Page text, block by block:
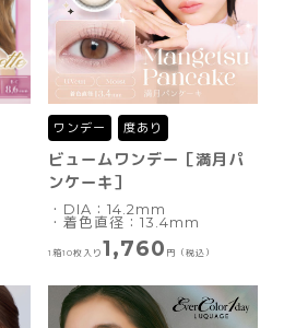
ワンデー 度あり
ビュームワンデー［満月パ
ンケーキ］
・DIA：14.2mm
・着色直径：13.4mm
1箱10枚入り 1,760 円（税込）